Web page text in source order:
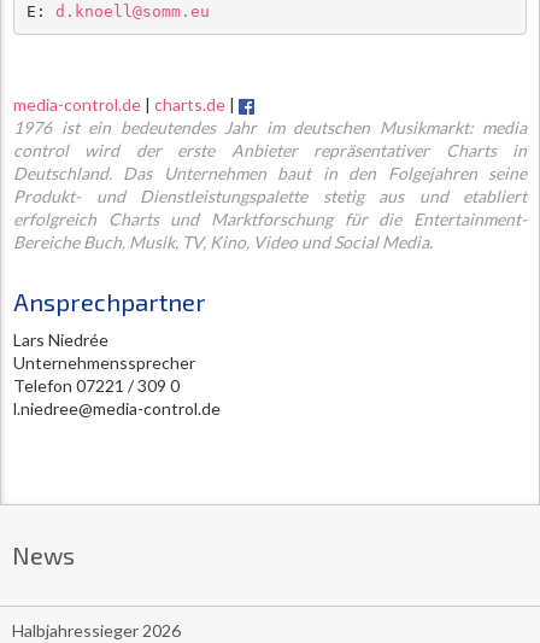
E: d.knoell@somm.eu
media-control.de | charts.de |
1976 ist ein bedeutendes Jahr im deutschen Musikmarkt: media
control wird der erste Anbieter repräsentativer Charts in
Deutschland. Das Unternehmen baut in den Folgejahren seine
Produkt- und Dienstleistungspalette stetig aus und etabliert
erfolgreich Charts und Marktforschung für die Entertainment-
Bereiche Buch, Musik, TV, Kino, Video und Social Media.
Ansprechpartner
Lars Niedrée
Unternehmenssprecher
Telefon 07221 / 309 0
l.niedree@media-control.de
News
Halbjahressieger 2026